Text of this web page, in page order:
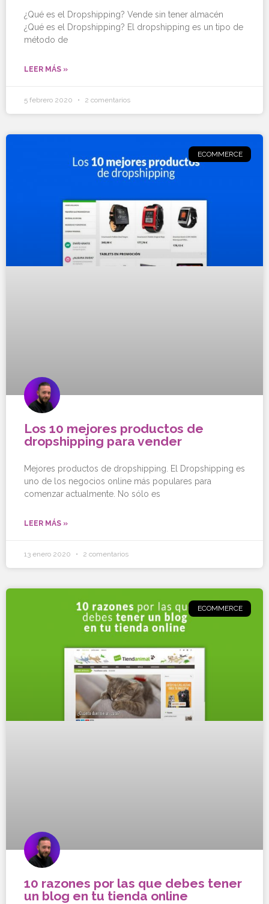
¿Qué es el Dropshipping? Vende sin tener almacén
¿Qué es el Dropshipping? El dropshipping es un tipo de
método de
LEER MÁS »
5 febrero 2020 2 comentarios
ECOMMERCE
Los 10 mejores productos de
dropshipping para vender
Mejores productos de dropshipping. El Dropshipping es
uno de los negocios online más populares para
comenzar actualmente. No sólo es
LEER MÁS »
13 enero 2020 2 comentarios
ECOMMERCE
10 razones por las que debes tener
un blog en tu tienda online